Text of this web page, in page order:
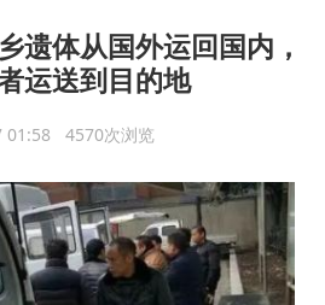
遗体从国外运回国内，
运送到目的地
01:58 4570次浏览